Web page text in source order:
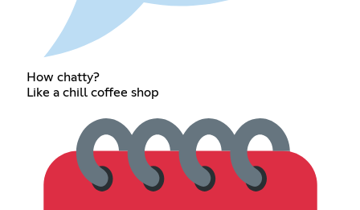
How chatty?
Like a chill coffee shop